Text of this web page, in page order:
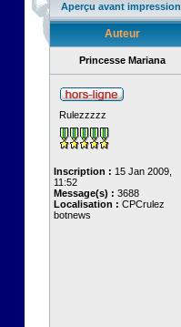
Aperçu avant impression
Auteur
Princesse Mariana
Rulezzzzz
Inscription : 15 Jan 2009,
11:52
Message(s) : 3688
Localisation : CPCrulez
botnews